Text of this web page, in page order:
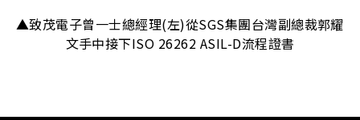
▲致茂電子曾一士總經理(左)從SGS集團台灣副總裁郭耀
文手中接下ISO 26262 ASIL-D流程證書